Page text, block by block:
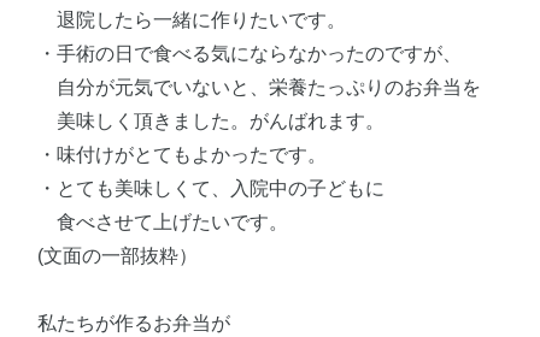
退院したら一緒に作りたいです。
・手術の日で食べる気にならなかったのですが、
自分が元気でいないと、栄養たっぷりのお弁当を
美味しく頂きました。がんばれます。
・味付けがとてもよかったです。
・とても美味しくて、入院中の子どもに
食べさせて上げたいです。
(文面の一部抜粋）
私たちが作るお弁当が